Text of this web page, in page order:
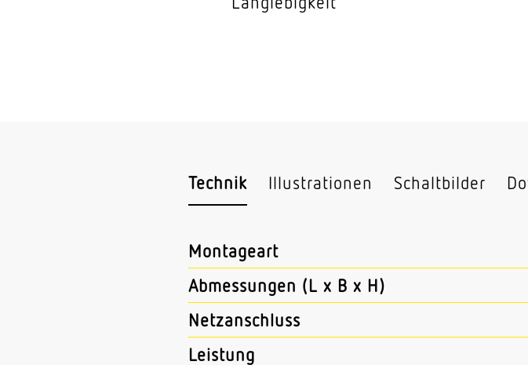
Technik Illustrationen Schaltbilder
Montageart
Abmessungen (L x B x H)
Netzanschluss
Leistung